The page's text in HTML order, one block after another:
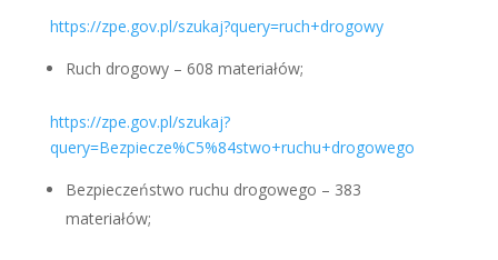
https://zpe.gov.pl/szukaj?query=ruch+drogowy
Ruch drogowy – 608 materiałów;
https://zpe.gov.pl/szukaj?
query=Bezpiecze%C5%84stwo+ruchu+drogowego
Bezpieczeństwo ruchu drogowego – 383
materiałów;